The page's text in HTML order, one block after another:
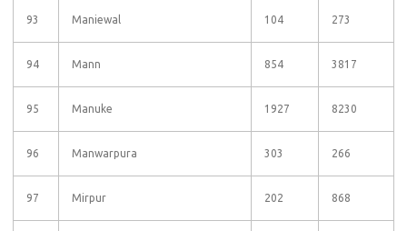
93 Maniewal 104 273
94 Mann 854 3817
95 Manuke 1927 8230
96 Manwarpura 303 266
97 Mirpur 202 868